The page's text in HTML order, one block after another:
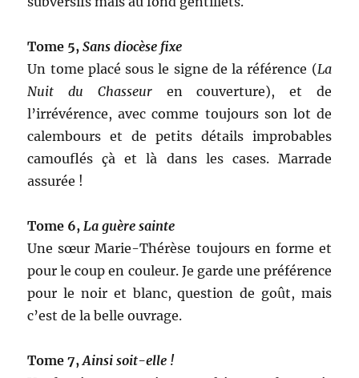
Tome 5,Sans diocèse fixe
Un tome placé sous le signe de la référence (La
Nuit du Chasseuren couverture), et de
l’irrévérence, avec comme toujours son lot de
calembours et de petits détails improbables
camouflés çà et là dans les cases. Marrade
assurée !
Tome 6,La guère sainte
Une sœur Marie-Thérèse toujours en forme et
pour le coup en couleur. Je garde une préférence
pour le noir et blanc, question de goût, mais
c’est de la belle ouvrage.
Tome 7,Ainsi soit-elle !